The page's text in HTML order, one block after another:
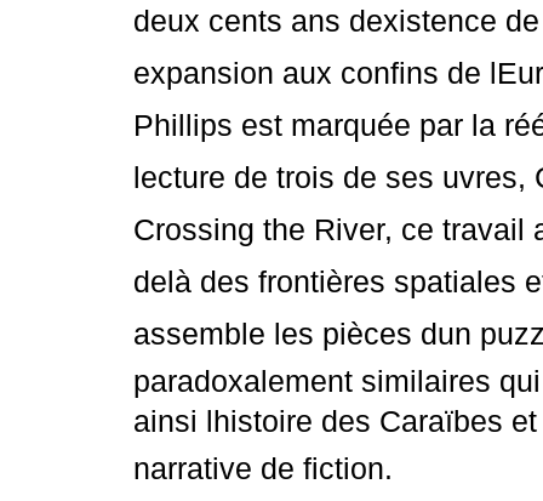
deux cents ans dexistence
expansion aux confins de
Phillips est marquée par la
lecture de trois de ses
Crossing the River, ce travail
delà des frontières spatiales
assemble les pièces dun
paradoxalement similaires
ainsi lhistoire des Caraïbes
narrative de fiction.